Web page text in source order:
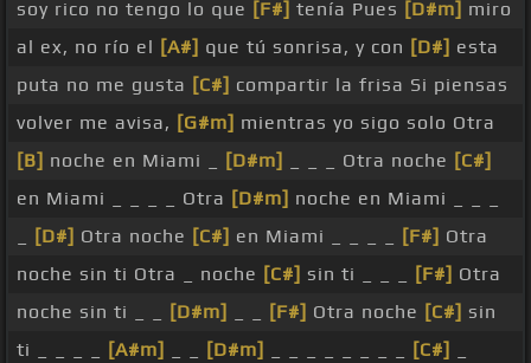
soy rico no tengo lo que [F#] tenía Pues [D#m] miro
al ex, no río el [A#] que tú sonrisa, y con [D#] esta
puta no me gusta [C#] compartir la frisa Si piensas
volver me avisa, [G#m] mientras yo sigo solo Otra
[B] noche en Miami _ [D#m] _ _ _ Otra noche [C#]
en Miami _ _ _ _ Otra [D#m] noche en Miami _ _ _
[D#] Otra noche [C#] en Miami _ _ _ _ [F#] Otra
noche sin ti Otra _ noche [C#] sin ti _ _ _ [F#] Otra
noche sin ti _ _
[D#m] [F#] Otra noche [C#] sin
ti _ _ _ _
[A#m] [D#m] [C#]